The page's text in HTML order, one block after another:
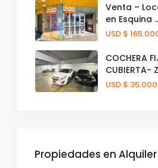
Venta –
en Esquina
USD $
COCHERA
CUBIERTA-
USD $ 35.000
Propiedades en Alquiler